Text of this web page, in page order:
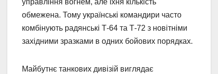
управління вогнем, але їхня кількість
обмежена. Тому українські командири часто
комбінують радянські Т-64 та Т-72 з новітніми
західними зразками в одних бойових порядках.
Майбутнє танкових дивізій виглядає